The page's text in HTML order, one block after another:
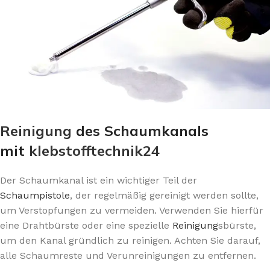
Reinigung des Schaumkanals
mit klebstofftechnik24
Der Schaumkanal ist ein wichtiger Teil der
Schaumpistole, der regelmäßig gereinigt werden sollte,
um Verstopfungen zu vermeiden. Verwenden Sie hierfür
eine Drahtbürste oder eine spezielle Reinigungsbürste,
um den Kanal gründlich zu reinigen. Achten Sie darauf,
alle Schaumreste und Verunreinigungen zu entfernen.